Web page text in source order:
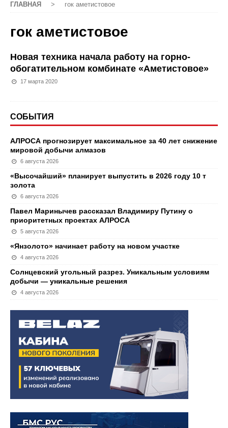
ГЛАВНАЯ > гок аметистовое
гок аметистовое
Новая техника начала работу на горно-
обогатительном комбинате «Аметистовое»
17 марта 2020
СОБЫТИЯ
АЛРОСА прогнозирует максимальное за 40 лет снижение
мировой добычи алмазов
6 августа 2026
«Высочайший» планирует выпустить в 2026 году 10 т
золота
6 августа 2026
Павел Маринычев рассказал Владимиру Путину о
приоритетных проектах АЛРОСА
5 августа 2026
«Янзолото» начинает работу на новом участке
4 августа 2026
Солнцевский угольный разрез. Уникальным условиям
добычи — уникальные решения
4 августа 2026